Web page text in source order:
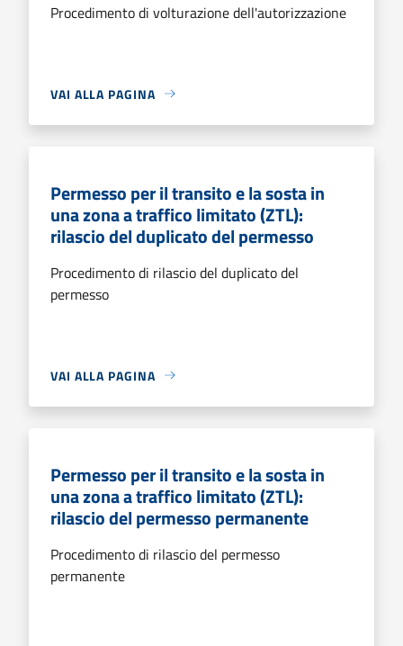
Procedimento di volturazione dell'autorizzazione
VAI ALLA PAGINA
Permesso per il transito e la sosta in
una zona a traffico limitato (ZTL):
rilascio del duplicato del permesso
Procedimento di rilascio del duplicato del
permesso
VAI ALLA PAGINA
Permesso per il transito e la sosta in
una zona a traffico limitato (ZTL):
rilascio del permesso permanente
Procedimento di rilascio del permesso
permanente